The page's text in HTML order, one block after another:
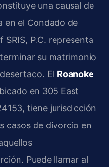
una causal de
en el Condado de
SRIS, P.C. representa
su matrimonio
El Roanoke
en 305 East
tiene jurisdicción
casos de divorcio en
Puede llamar al